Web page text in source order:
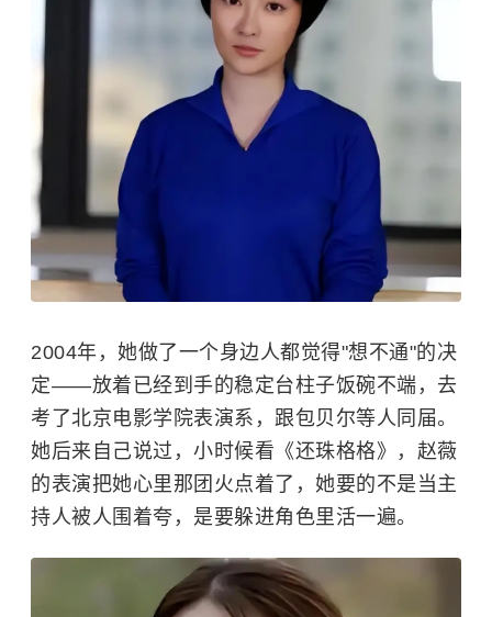
2004年，她做了一个身边人都觉得"想不通"的决
定——放着已经到手的稳定台柱子饭碗不端，去
考了北京电影学院表演系，跟包贝尔等人同届。
她后来自己说过，小时候看《还珠格格》，赵薇
的表演把她心里那团火点着了，她要的不是当主
持人被人围着夸，是要躲进角色里活一遍。